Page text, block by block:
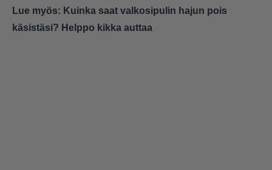
Lue myös: Kuinka saat valkosipulin hajun pois
käsistäsi? Helppo kikka auttaa